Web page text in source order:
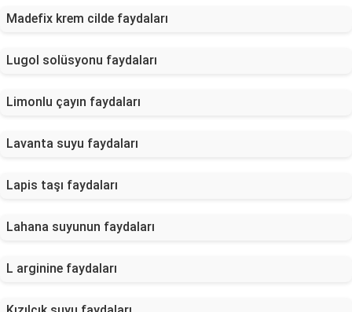
Madefix krem cilde faydaları
Lugol solüsyonu faydaları
Limonlu çayın faydaları
Lavanta suyu faydaları
Lapis taşı faydaları
Lahana suyunun faydaları
L arginine faydaları